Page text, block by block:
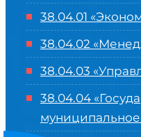
38.04.01
38.04.02
38.04.03
38.04.04